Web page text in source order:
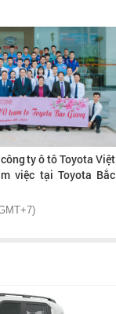
ty ô tô Toyota Việt
việc tại Toyota Bắc